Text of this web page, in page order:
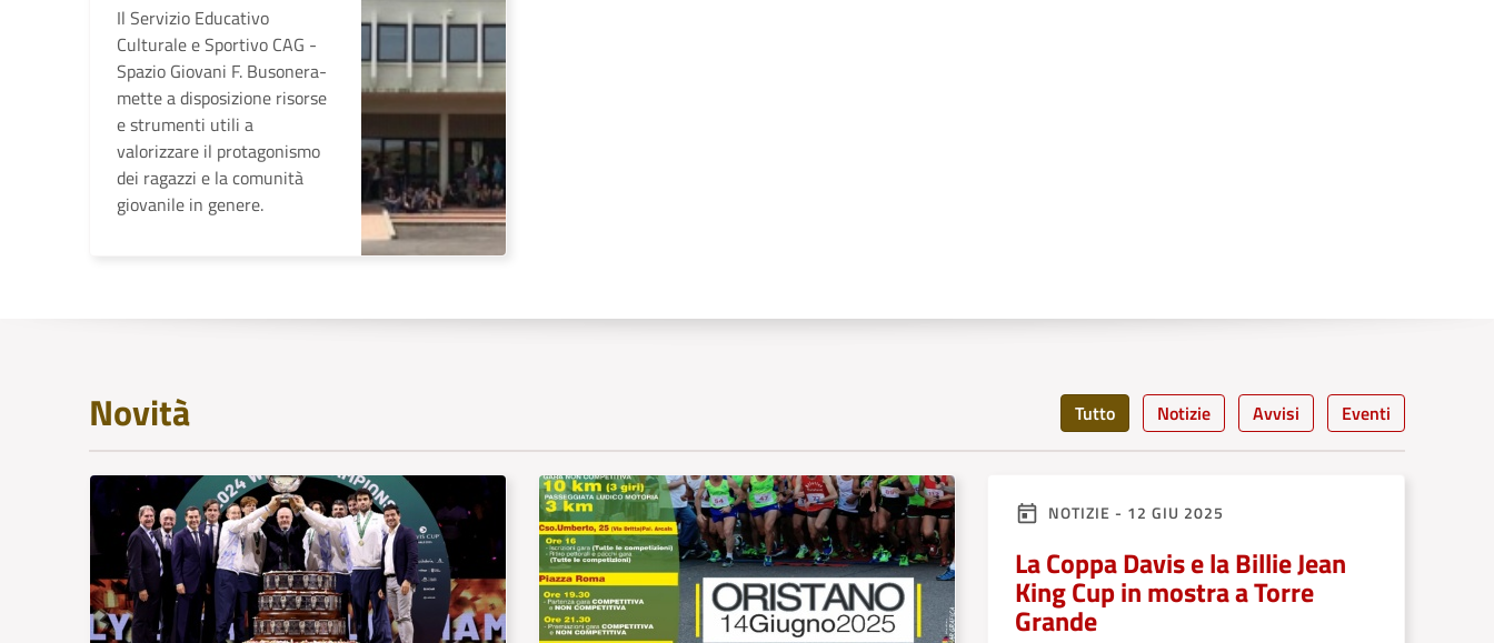
Il Servizio Educativo
Culturale e Sportivo CAG -
Spazio Giovani F. Busonera-
mette a disposizione risorse
e strumenti utili a
valorizzare il protagonismo
dei ragazzi e la comunità
giovanile in genere.
Novità Tutto Notizie Avvisi Eventi
NOTIZIE - 12 GIU 2025
La Coppa Davis e la Billie Jean
King Cup in mostra a Torre
Grande